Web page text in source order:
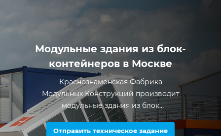
Модульные здания из блок-
контейнеров в Москве
Краснознаменская Фабрика
Модульных Конструкций производит
модульные здания из блок
контейнеров с 2012 года. За все время
существования компании было
Отправить техническое задание